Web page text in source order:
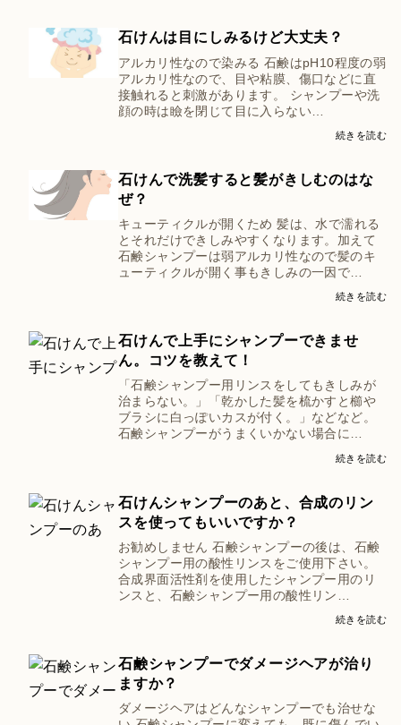
石けんは目にしみるけど大丈夫？
アルカリ性なので染みる 石鹸はpH10程度の弱
アルカリ性なので、目や粘膜、傷口などに直
接触れると刺激があります。 シャンプーや洗
顔の時は瞼を閉じて目に入らない…
続きを読む
石けんで洗髪すると髪がきしむのはな
ぜ？
キューティクルが開くため 髪は、水で濡れる
とそれだけできしみやすくなります。加えて
石鹸シャンプーは弱アルカリ性なので髪のキ
ューティクルが開く事もきしみの一因で…
続きを読む
石けんで上手にシャンプーできませ
ん。コツを教えて！
「石鹸シャンプー用リンスをしてもきしみが
治まらない。」「乾かした髪を梳かすと櫛や
ブラシに白っぽいカスが付く。」などなど。
石鹸シャンプーがうまくいかない場合に…
続きを読む
石けんシャンプーのあと、合成のリン
スを使ってもいいですか？
お勧めしません 石鹸シャンプーの後は、石鹸
シャンプー用の酸性リンスをご使用下さい。
合成界面活性剤を使用したシャンプー用のリ
ンスと、石鹸シャンプー用の酸性リン…
続きを読む
石鹸シャンプーでダメージヘアが治り
ますか？
ダメージヘアはどんなシャンプーでも治せな